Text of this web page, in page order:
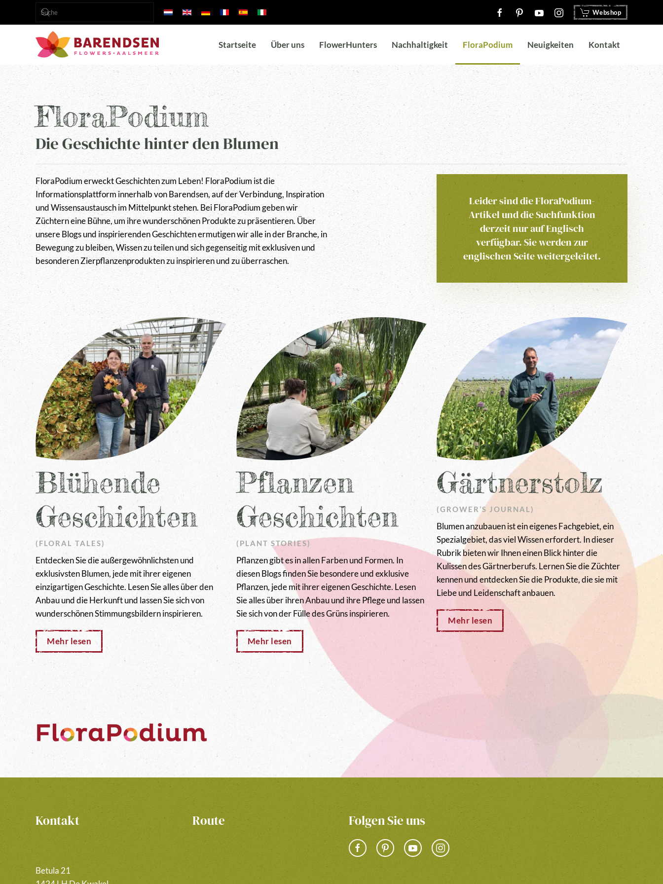
Zum Hauptinhalt springen
Webshop
Startseite Über uns FlowerHunters Nachhaltigkeit FloraPodium Neuigkeiten Kontakt
FloraPodium
Die Geschichte hinter den Blumen
FloraPodium erweckt Geschichten zum Leben! FloraPodium ist die
Informationsplattform innerhalb von Barendsen, auf der Verbindung, Inspiration
und Wissensaustausch im Mittelpunkt stehen. Bei FloraPodium geben wir
Züchtern eine Bühne, um ihre wunderschönen Produkte zu präsentieren. Über
unsere Blogs und inspirierenden Geschichten ermutigen wir alle in der Branche, in
Bewegung zu bleiben, Wissen zu teilen und sich gegenseitig mit exklusiven und
besonderen Zierpflanzenprodukten zu inspirieren und zu überraschen.
Leider sind die FloraPodium-
Artikel und die Suchfunktion
derzeit nur auf Englisch
verfügbar. Sie werden zur
englischen Seite weitergeleitet.
Blühende
Geschichten
(FLORAL TALES)
Entdecken Sie die außergewöhnlichsten und
exklusivsten Blumen, jede mit ihrer eigenen
einzigartigen Geschichte. Lesen Sie alles über den
Anbau und die Herkunft und lassen Sie sich von
wunderschönen Stimmungsbildern inspirieren.
Mehr lesen
Pflanzen
Geschichten
(PLANT STORIES)
Pflanzen gibt es in allen Farben und Formen. In
diesen Blogs finden Sie besondere und exklusive
Pflanzen, jede mit ihrer eigenen Geschichte. Lesen
Sie alles über ihren Anbau und ihre Pflege und lassen
Sie sich von der Fülle des Grüns inspirieren.
Mehr lesen
Gärtnerstolz
(GROWER’S JOURNAL)
Blumen anzubauen ist ein eigenes Fachgebiet, ein
Spezialgebiet, das viel Wissen erfordert. In dieser
Rubrik bieten wir Ihnen einen Blick hinter die
Kulissen des Gärtnerberufs. Lernen Sie die Züchter
kennen und entdecken Sie die Produkte, die sie mit
Liebe und Leidenschaft anbauen.
Mehr lesen
Kontakt
Betula 21
Route Folgen Sie uns